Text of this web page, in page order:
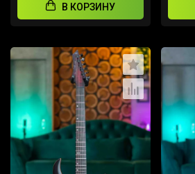
В КОРЗИНУ